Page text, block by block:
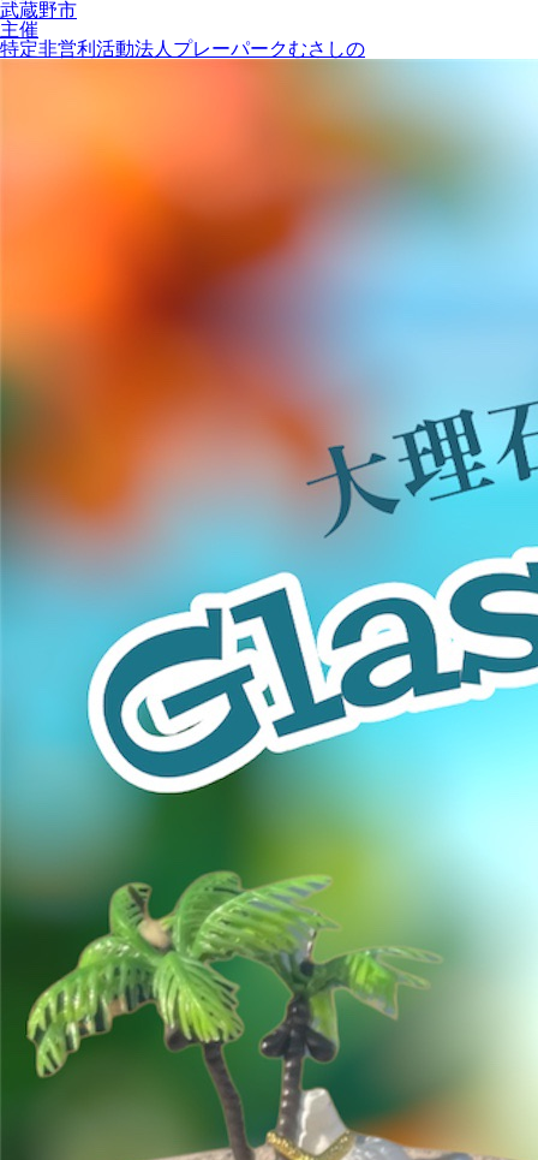
武蔵野市
主催
特定非営利活動法人プレーパークむさしの